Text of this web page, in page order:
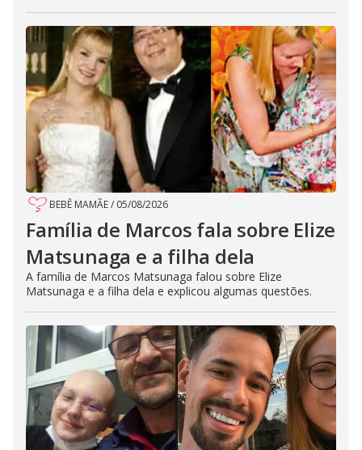
BEBÊ MAMÃE/ 05/08/2026
Família de Marcos fala sobre Elize
Matsunaga e a filha dela
A família de Marcos Matsunaga falou sobre Elize
Matsunaga e a filha dela e explicou algumas questões.